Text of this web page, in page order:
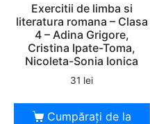
Exercitii de limba si
literatura romana – Clasa
4 – Adina Grigore,
Cristina Ipate-Toma,
Nicoleta-Sonia Ionica
31 lei
Cumpărați de la